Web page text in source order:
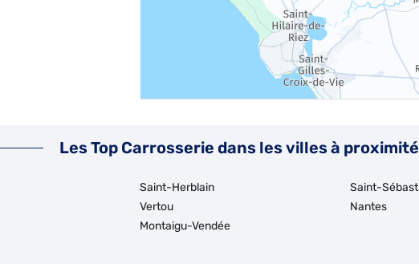
Les Top Carrosserie dans les villes à proximité
Saint-Herblain
Vertou
Montaigu-Vendée
Saint-
Nantes